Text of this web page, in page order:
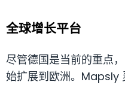
全球增长平台
尽管德国是当前的重点
始扩展到欧洲。Mapsly